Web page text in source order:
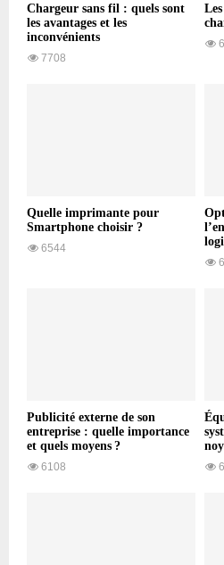
Chargeur sans fil : quels sont
les avantages et les
inconvénients
7708
Quelle imprimante pour
Smartphone choisir ?
6544
Publicité externe de son
entreprise : quelle importance
et quels moyens ?
6108